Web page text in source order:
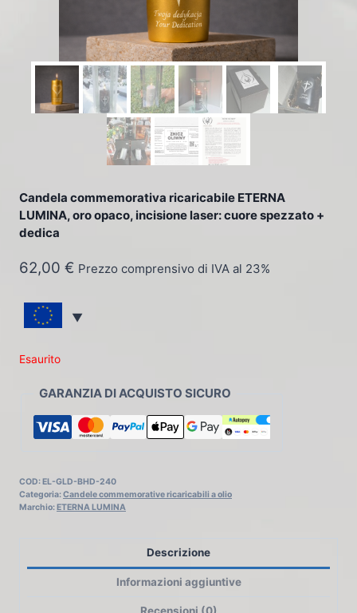
Candela commemorativa ricaricabile ETERNA
LUMINA, oro opaco, incisione laser: cuore spezzato +
dedica
62,00 € Prezzo comprensivo di IVA al 23%
Esaurito
GARANZIA DI ACQUISTO SICURO
COD:EL-GLD-BHD-240
Categoria:Candele commemorative ricaricabili a olio
Marchio:ETERNA LUMINA
Descrizione
Informazioni aggiuntive
Recensioni (0)